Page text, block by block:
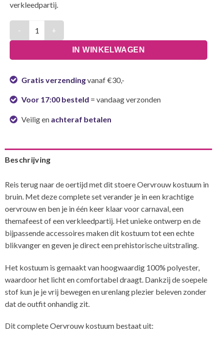
verkleedpartij.
IN WINKELWAGEN
Gratis verzendingvanaf €30,-
Voor 17:00 besteld = vandaag verzonden
Veilig en achteraf betalen
Beschrijving
Reis terug naar de oertijd met dit stoere Oervrouw kostuum in
bruin. Met deze complete set verander je in een krachtige
oervrouw en ben je in één keer klaar voor carnaval, een
themafeest of een verkleedpartij. Het unieke ontwerp en de
bijpassende accessoires maken dit kostuum tot een echte
blikvanger en geven je direct een prehistorische uitstraling.
Het kostuum is gemaakt van hoogwaardig 100% polyester,
waardoor het licht en comfortabel draagt. Dankzij de soepele
stof kun je je vrij bewegen en urenlang plezier beleven zonder
dat de outfit onhandig zit.
Dit complete Oervrouw kostuum bestaat uit: